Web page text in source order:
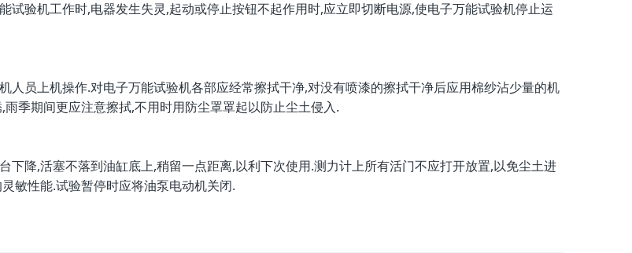
验机工作时,电器发生失灵,起动或停止按钮不起作用时,应立即切断电源,使电子万能试验机停止运
员上机操作.对电子万能试验机各部应经常擦拭干净,对没有喷漆的擦拭干净后应用棉纱沾少量的机
季期间更应注意擦拭,不用时用防尘罩罩起以防止尘土侵入.
降,活塞不落到油缸底上,稍留一点距离,以利下次使用.测力计上所有活门不应打开放置,以免尘土进
敏性能.试验暂停时应将油泵电动机关闭.